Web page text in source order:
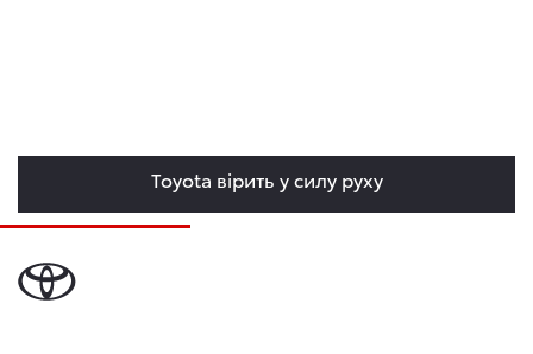
Toyota вірить у силу руху